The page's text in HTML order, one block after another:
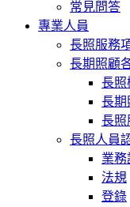
常見問答
專業人員
長照服務
長期照顧
長照
長期
長照
長照人員
業務
法規
登錄